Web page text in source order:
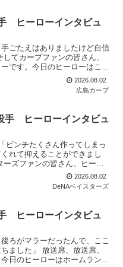
ヒーローインタビュ
ごたえはありましたけど自信
てカープファンの皆さん、
です。今日のヒーローはこの
2026.08.02
広島カープ
手 ヒーローインタビュ
ピンチたくさん作ってしまっ
れて抑えることができまし
ズファンの皆さん、ヒーロ
2026.08.02
DeNAベイスターズ
ヒーローインタビュ
ろがマラーだったんで、ここ
ました」 放送席、放送席、
日のヒーローはホームラン含